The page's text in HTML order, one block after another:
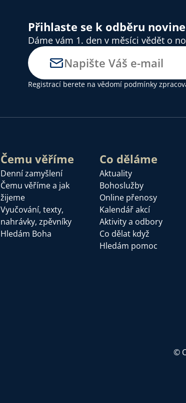
Přihlaste se k odběru
Dáme vám 1. den v měsíci vědět o
Registrací berete na vědomí podmínky
Čemu věříme
Denní zamyšlení
Čemu věříme a jak
žijeme
Vyučování, texty,
nahrávky, zpěvníky
Hledám Boha
Co děláme
Aktuality
Bohoslužby
Online přenosy
Kalendář akcí
Aktivity a odbory
Co dělat když
Hledám pomoc
©